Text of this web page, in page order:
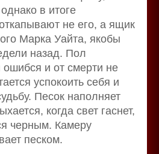
в итоге
не его, а ящик
Марка Уайта, якобы
назад. Пол
ошибся и от смерти не
успокоить себя и
Песок наполняет
когда свет гаснет,
черным. Камеру
песком.